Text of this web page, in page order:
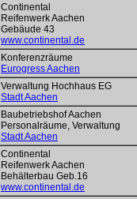
Continental
Reifenwerk Aachen
Gebäude 43
www.continental.de
Konferenzräume
Eurogress Aachen
Verwaltung Hochhaus EG
Stadt Aachen
Baubetriebshof Aachen
Personalräume, Verwaltung
Stadt Aachen
Continental
Reifenwerk Aachen
Behälterbau Geb.16
www.continental.de